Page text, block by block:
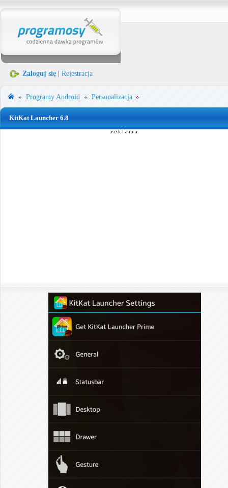
Zaloguj się Rejestracja
ProgramyAndroid Personalizacja
KitKat Launcher 6.8